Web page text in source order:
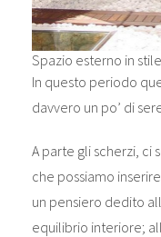
Spazio esterno in
In questo periodo
davvero un po’ di
A parte gli scherzi, ci
che possiamo
un pensiero dedito
equilibrio interiore;